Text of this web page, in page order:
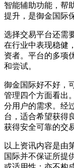
智能辅助功能，帮
提升，是御金国际
选择交易平台还需
在行业中表现稳健
资者。平台的多项
和尝试。
御金国际好不好，
管理四个方面看出
分用户的需求。经
台，适合希望获得
获得安全可靠的交
以上资讯内容是由
国际并不保证所提